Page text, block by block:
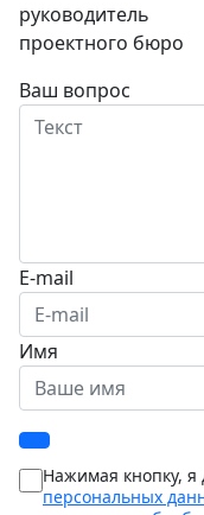
руководитель
проектного бюро
Ваш вопрос
E-mail
Имя
Нажимая кнопку, я
персональных